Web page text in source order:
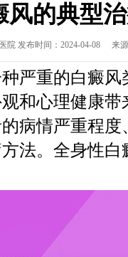
风的典型
院 发布时间：2024-04-08 来
重的白癜风
和心理健康
病情严重程
法。全身性